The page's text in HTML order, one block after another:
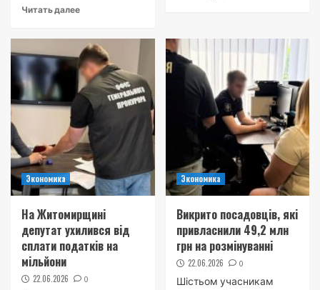
Читать далее
Экономика
На Житомирщині
депутат ухилився від
сплати податків на
мільйони
22.06.2026 0
Экономика
Викрито посадовців, які
привласнили 49,2 млн
грн на розмінуванні
22.06.2026 0
Шістьом учасникам